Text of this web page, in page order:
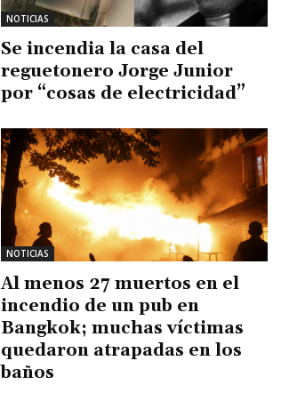
NOTICIAS
Se incendia la casa del
reguetonero Jorge Junior
por “cosas de electricidad”
NOTICIAS
Al menos 27 muertos en el
incendio de un pub en
Bangkok; muchas víctimas
quedaron atrapadas en los
baños